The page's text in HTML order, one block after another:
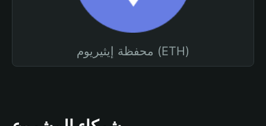
محفظة إيثيريوم (ETH)